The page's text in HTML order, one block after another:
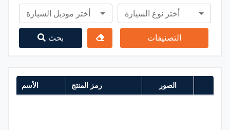
أختر موديل السيارة أختر نوع السيارة
بحث التصنيفات
الأسم رمز المنتج الصور